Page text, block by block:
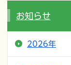
お知らせ
2026年